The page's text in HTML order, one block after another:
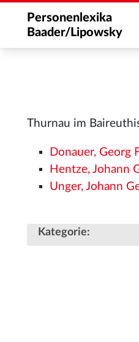
Personenlexika
Baader/Lipowsky
Thurnau im
Donauer, Georg
Hentze, Johann
Unger, Johann
Kategorie: